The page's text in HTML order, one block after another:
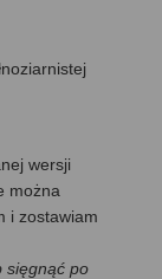
wersji
można
i zostawiam
sięgnąć po